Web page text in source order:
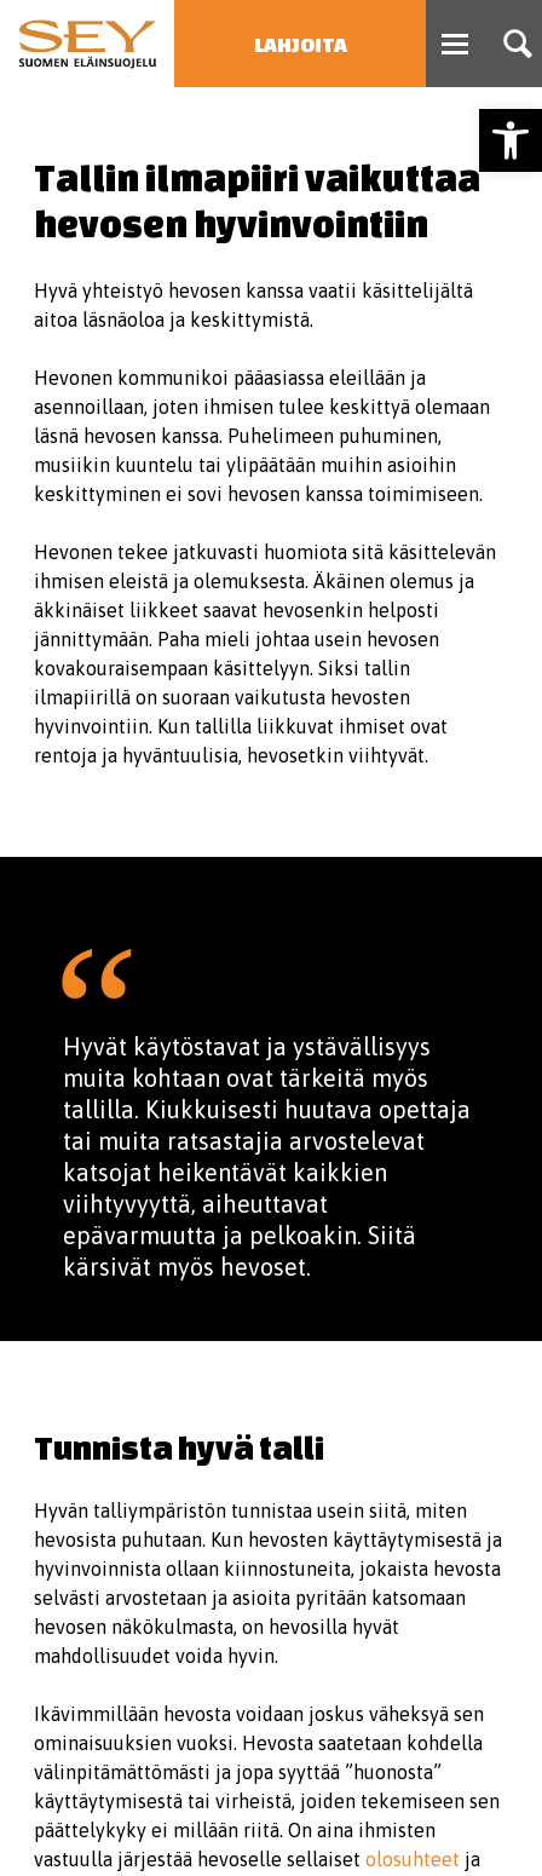
LAHJOITA
Type 2 or more characters
for results.
Tallin ilmapiiri vaikuttaa
hevosen hyvinvointiin
Hyvä yhteistyö hevosen kanssa vaatii käsittelijältä
aitoa läsnäoloa ja keskittymistä.
Hevonen kommunikoi pääasiassa eleillään ja
asennoillaan, joten ihmisen tulee keskittyä olemaan
läsnä hevosen kanssa. Puhelimeen puhuminen,
musiikin kuuntelu tai ylipäätään muihin asioihin
keskittyminen ei sovi hevosen kanssa toimimiseen.
Hevonen tekee jatkuvasti huomiota sitä käsittelevän
ihmisen eleistä ja olemuksesta. Äkäinen olemus ja
äkkinäiset liikkeet saavat hevosenkin helposti
jännittymään. Paha mieli johtaa usein hevosen
kovakouraisempaan käsittelyyn. Siksi tallin
ilmapiirillä on suoraan vaikutusta hevosten
hyvinvointiin. Kun tallilla liikkuvat ihmiset ovat
rentoja ja hyväntuulisia, hevosetkin viihtyvät.
Hyvät käytöstavat ja ystävällisyys
muita kohtaan ovat tärkeitä myös
tallilla. Kiukkuisesti huutava opettaja
tai muita ratsastajia arvostelevat
katsojat heikentävät kaikkien
viihtyvyyttä, aiheuttavat
epävarmuutta ja pelkoakin. Siitä
kärsivät myös hevoset.
Tunnista hyvä talli
Hyvän talliympäristön tunnistaa usein siitä, miten
hevosista puhutaan. Kun hevos­ten käyttäytymisestä ja
hyvinvoinnista ollaan kiinnostuneita, jokaista hevosta
selvästi arvostetaan ja asioita pyritään katsomaan
hevosen näkökulmasta, on hevosilla hyvät
mahdollisuudet voida hyvin.
Ikävimmillään hevosta voidaan joskus väheksyä sen
ominaisuuksien vuoksi. Hevos­ta saatetaan kohdella
välinpitämättömästi ja jopa syyttää ”huonosta”
käyttäytymisestä tai virheistä, joiden tekemiseen sen
päättelykyky ei millään riitä. On aina ihmisten
vastuulla järjestää hevoselle sellaiset olosuhteet ja